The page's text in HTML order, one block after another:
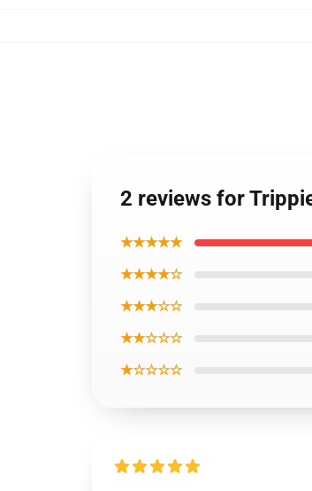
2 reviews for
★★★★★
★★★★☆
★★★☆☆
★★☆☆☆
★☆☆☆☆